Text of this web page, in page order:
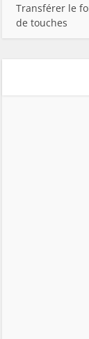
Transférer le
de touches